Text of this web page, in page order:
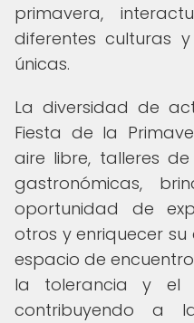
primavera,
diferentes culturas
únicas.
La diversidad de
Fiesta de la
aire libre, talleres
gastronómicas,
oportunidad de
otros y enriquecer su
espacio de
la tolerancia y el
contribuyendo a